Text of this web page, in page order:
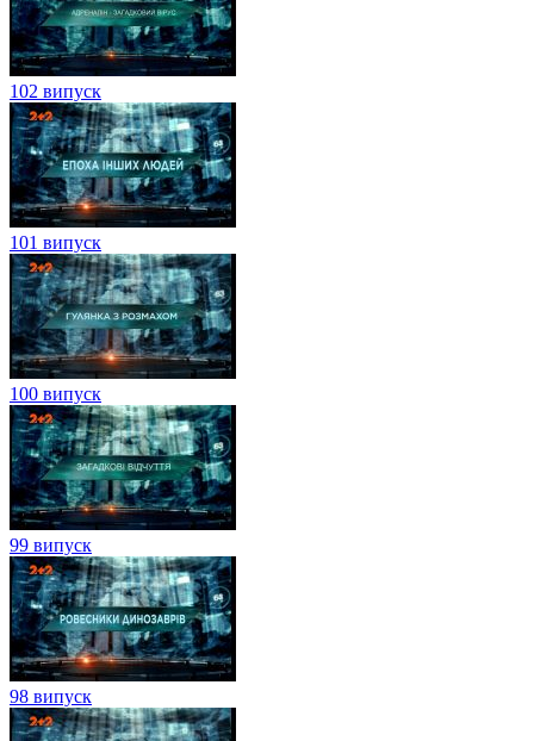
102 випуск
101 випуск
100 випуск
99 випуск
98 випуск